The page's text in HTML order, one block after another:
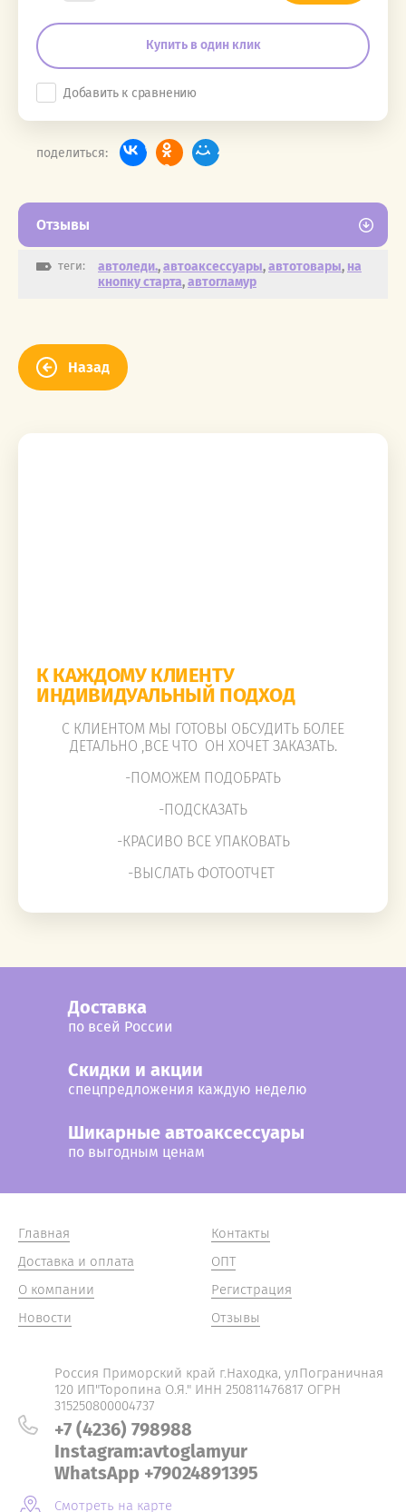
Купить в один клик
Добавить к сравнению
поделиться:
Отзывы
теги: автоледи.,автоаксессуары,автотовары, на
кнопку старта,автогламур
Назад
К КАЖДОМУ КЛИЕНТУ
ИНДИВИДУАЛЬНЫЙ ПОДХОД
С КЛИЕНТОМ МЫ ГОТОВЫ ОБСУДИТЬ БОЛЕЕ
ДЕТАЛЬНО ,ВСЕ ЧТО ОН ХОЧЕТ ЗАКАЗАТЬ.
-ПОМОЖЕМ ПОДОБРАТЬ
-ПОДСКАЗАТЬ
-КРАСИВО ВСЕ УПАКОВАТЬ
-ВЫСЛАТЬ ФОТООТЧЕТ
Доставка
по всей России
Cкидки и акции
спецпредложения каждую неделю
Шикарные автоаксессуары
по выгодным ценам
Главная
Доставка и оплата
О компании
Новости
Контакты
ОПТ
Регистрация
Отзывы
Россия Приморский край г.Находка, улПограничная
120 ИП"Торопина О.Я." ИНН 250811476817 ОГРН
315250800004737
+7 (4236) 798988
Instagram:avtoglamyur
WhatsApp +79024891395
Смотреть на карте